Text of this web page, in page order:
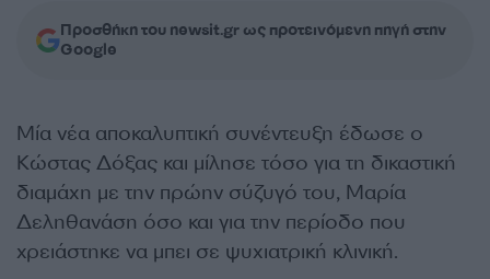
Προσθήκη του newsit.gr ως προτεινόμενη πηγή στην
Google
Μία νέα αποκαλυπτική συνέντευξη έδωσε ο
Κώστας Δόξας και μίλησε τόσο για τη δικαστική
διαμάχη με την πρώην σύζυγό του, Μαρία
Δεληθανάση όσο και για την περίοδο που
χρειάστηκε να μπει σε ψυχιατρική κλινική.